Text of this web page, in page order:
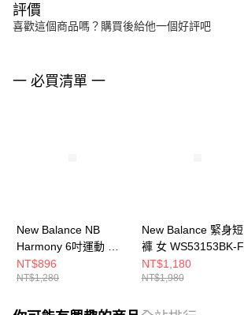
評價
喜歡這個商品嗎？購買後給他一個好評吧
一 必買清單 一
New Balance NB
Harmony 6吋運動 女
緊身短褲
WS51114BK-F
NT$896
NT$1,280
New Balance 緊身短
褲 女 WS53153BK-F
NT$1,180
NT$1,980